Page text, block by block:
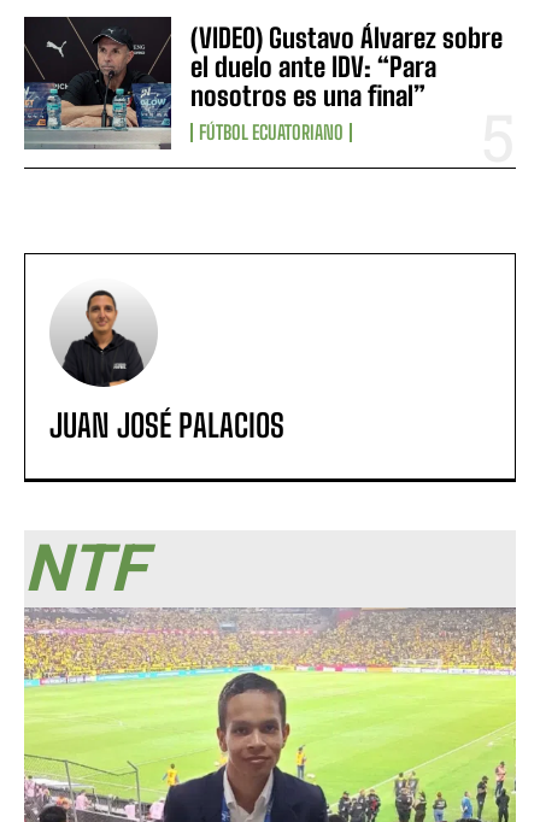
(VIDEO) Gustavo Álvarez sobre
el duelo ante IDV: “Para
nosotros es una final”
FÚTBOL ECUATORIANO
JUAN JOSÉ PALACIOS
NTF